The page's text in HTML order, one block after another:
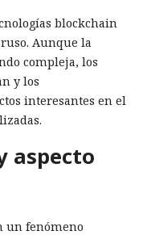
blockchain
Aunque la
compleja, los
y los
interesantes en el
aspecto
un fenómeno